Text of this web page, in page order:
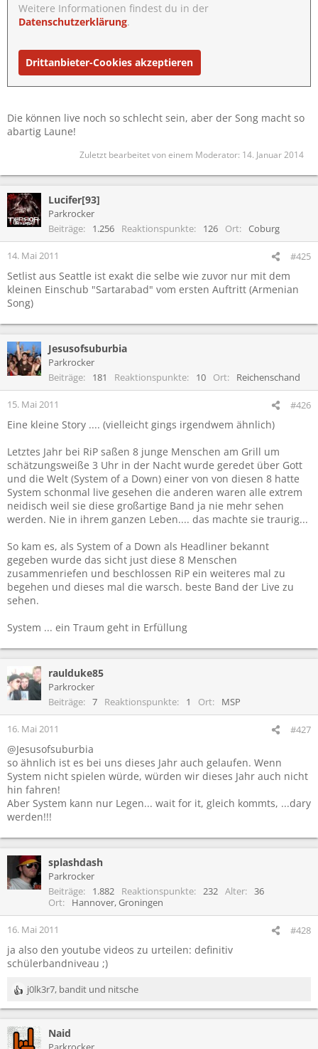
Weitere Informationen findest du in der
Datenschutzerklärung.
Drittanbieter-Cookies akzeptieren
Die können live noch so schlecht sein, aber der Song macht so
abartig Laune!
Zuletzt bearbeitet von einem Moderator: 14. Januar 2014
Lucifer[93]
Parkrocker
Beiträge
1.256 Reaktionspunkte 126 Ort Coburg
14. Mai 2011 #425
Setlist aus Seattle ist exakt die selbe wie zuvor nur mit dem
kleinen Einschub "Sartarabad" vom ersten Auftritt (Armenian
Song)
Jesusofsuburbia
Parkrocker
Beiträge
181 Reaktionspunkte 10 Ort Reichenschand
15. Mai 2011 #426
Eine kleine Story .... (vielleicht gings irgendwem ähnlich)
Letztes Jahr bei RiP saßen 8 junge Menschen am Grill um
schätzungsweiße 3 Uhr in der Nacht wurde geredet über Gott
und die Welt (System of a Down) einer von von diesen 8 hatte
System schonmal live gesehen die anderen waren alle extrem
neidisch weil sie diese großartige Band ja nie mehr sehen
werden. Nie in ihrem ganzen Leben.... das machte sie traurig...
So kam es, als System of a Down als Headliner bekannt
gegeben wurde das sicht just diese 8 Menschen
zusammenriefen und beschlossen RiP ein weiteres mal zu
begehen und dieses mal die warsch. beste Band der Live zu
sehen.
System ... ein Traum geht in Erfüllung
raulduke85
Parkrocker
Beiträge
7 Reaktionspunkte 1 Ort MSP
16. Mai 2011 #427
@Jesusofsuburbia
so ähnlich ist es bei uns dieses Jahr auch gelaufen. Wenn
System nicht spielen würde, würden wir dieses Jahr auch nicht
hin fahren!
Aber System kann nur Legen... wait for it, gleich kommts, ...dary
werden!!!
splashdash
Parkrocker
Beiträge
1.882 Reaktionspunkte 232 Alter
36
Ort
Hannover, Groningen
16. Mai 2011 #428
ja also den youtube videos zu urteilen: definitiv
schülerbandniveau ;)
R
e
k
t
j0lk3r7, bandit und nitsche
Naid